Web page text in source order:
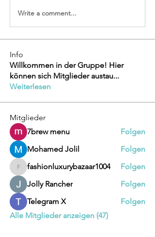
Write a comment...
Info
Willkommen in der Gruppe! Hier
können sich Mitglieder austau...
Weiterlesen
Mitglieder
7brew menu
Folgen
Mohamed Jolil
Folgen
fashionluxurybazaar1004
fashionluxurybazaar1004
Folgen
Jolly Rancher
Folgen
Telegram X
Folgen
Alle Mitglieder anzeigen (47)